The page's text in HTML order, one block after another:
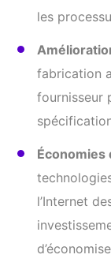
les
fabrication
fournisseur
Économies
l’Internet